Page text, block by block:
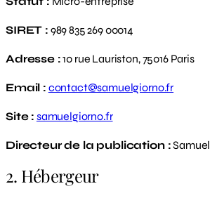
SIRET : 989 835 269 00014
Adresse :10 rue Lauriston, 75016 Paris
Email : contact@samuelgiorno.fr
Site : samuelgiorno.fr
Directeur de la publication :
2. Hébergeur